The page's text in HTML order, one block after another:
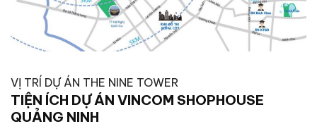
VỊ TRÍ DỰ ÁN THE NINE TOWER
TIỆN ÍCH DỰ ÁN VINCOM SHOPHOUSE
QUẢNG NINH